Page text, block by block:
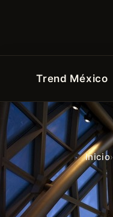
Trend México
Inicio›